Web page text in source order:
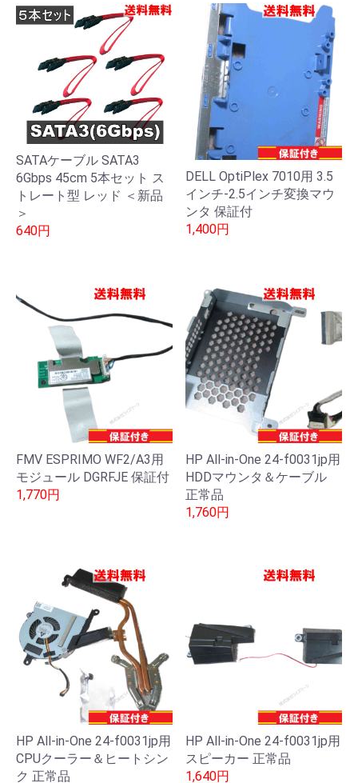
SATAケーブル SATA3
6Gbps 45cm 5本セット ス
トレート型 レッド ＜新品
＞
640円
DELL OptiPlex 7010用 3.5
インチ-2.5インチ変換マウ
ンタ 保証付
1,400円
FMV ESPRIMO WF2/A3用
モジュール DGRFJE 保証付
1,770円
HP All-in-One 24-f0031jp用
HDDマウンタ＆ケーブル
正常品
1,760円
HP All-in-One 24-f0031jp用
CPUクーラー＆ヒートシン
ク 正常品
HP All-in-One 24-f0031jp用
スピーカー 正常品
1,640円